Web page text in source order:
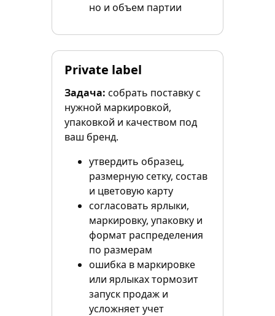
но и объем партии
Private label
Задача: собрать поставку с
нужной маркировкой,
упаковкой и качеством под
ваш бренд.
утвердить образец,
размерную сетку, состав
и цветовую карту
согласовать ярлыки,
маркировку, упаковку и
формат распределения
по размерам
ошибка в маркировке
или ярлыках тормозит
запуск продаж и
усложняет учет